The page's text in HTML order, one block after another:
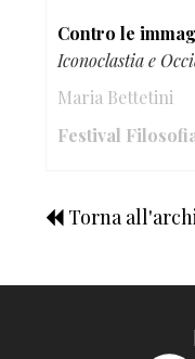
Contro le
Iconoclastia e
Maria Bettetini
Festival
Torna